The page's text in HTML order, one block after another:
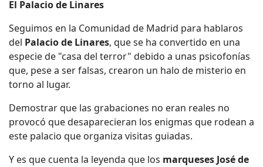
El Palacio de Linares
Seguimos en la Comunidad de Madrid para hablaros
del Palacio de Linares, que se ha convertido en una
especie de "casa del terror" debido a unas psicofonías
que, pese a ser falsas, crearon un halo de misterio en
torno al lugar.
Demostrar que las grabaciones no eran reales no
provocó que desaparecieran los enigmas que rodean a
este palacio que organiza visitas guiadas.
Y es que cuenta la leyenda que los marqueses José de